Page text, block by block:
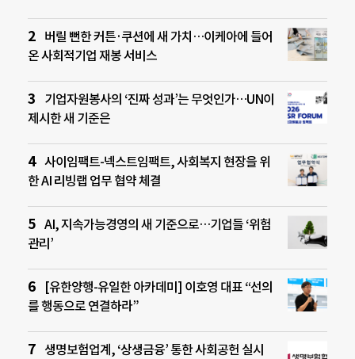
버릴 뻔한 커튼·쿠션에 새 가치…이케아에 들어
온 사회적기업 재봉 서비스
기업자원봉사의 ‘진짜 성과’는 무엇인가…UN이
제시한 새 기준은
사이임팩트-넥스트임팩트, 사회복지 현장을 위
한 AI 리빙랩 업무 협약 체결
AI, 지속가능경영의 새 기준으로…기업들 ‘위험
관리’
[유한양행-유일한 아카데미] 이호영 대표 “선의
를 행동으로 연결하라”
생명보험업계, ‘상생금융’ 통한 사회공헌 실시